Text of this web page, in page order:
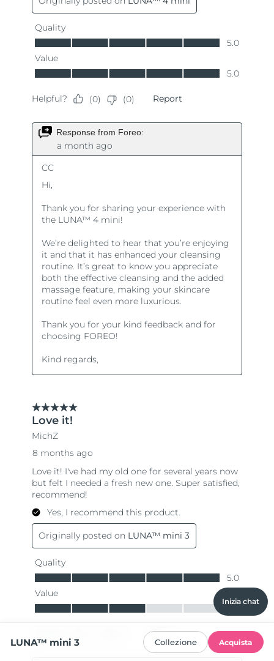
Inizia chat
LUNA™ mini 3 Collezione Acquista